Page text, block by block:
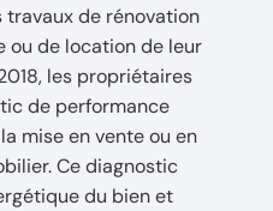
travaux de rénovation
ou de location de leur
les propriétaires
de performance
mise en vente ou en
Ce diagnostic
du bien et